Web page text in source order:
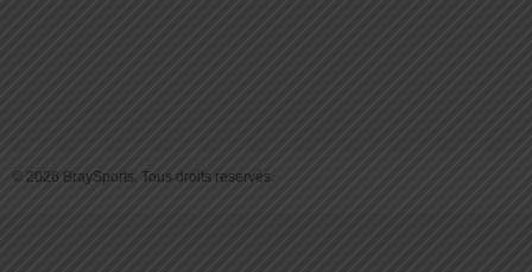
© 2026 BraySports. Tous droits reservés.